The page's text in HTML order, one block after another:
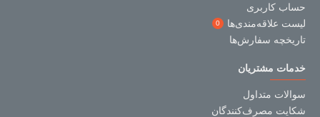
حساب کاربری
لیست علاقه‌مندی‌ها
0
تاریخچه سفارش‌ها
خدمات مشتریان
سوالات متداول
شکایت مصرف‌کنندگان